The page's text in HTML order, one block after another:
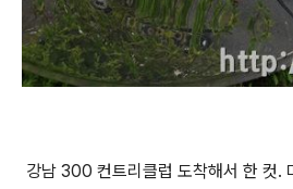
강남 300 컨트리클럽 도착해서 한 컷.